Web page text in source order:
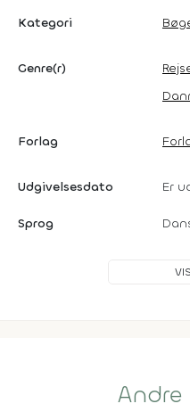
Kategori
Genre(r)
Forlag
Udgivelsesdato Er
Sprog